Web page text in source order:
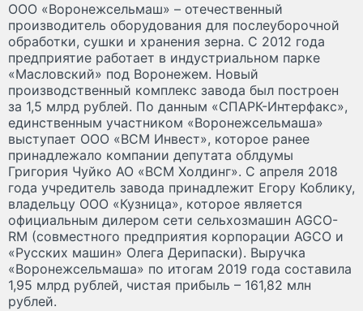
ООО «Воронежсельмаш» – отечественный
производитель оборудования для послеуборочной
обработки, сушки и хранения зерна. С 2012 года
предприятие работает в индустриальном парке
«Масловский» под Воронежем. Новый
производственный комплекс завода был построен
за 1,5 млрд рублей. По данным «СПАРК-Интерфакс»,
единственным участником «Воронежсельмаша»
выступает ООО «ВСМ Инвест», которое ранее
принадлежало компании депутата облдумы
Григория Чуйко АО «ВСМ Холдинг». С апреля 2018
года учредитель завода принадлежит Егору Коблику,
владельцу ООО «Кузница», которое является
официальным дилером сети сельхозмашин AGCO-
RM (совместного предприятия корпорации AGCO и
«Русских машин» Олега Дерипаски). Выручка
«Воронежсельмаша» по итогам 2019 года составила
1,95 млрд рублей, чистая прибыль – 161,82 млн
рублей.